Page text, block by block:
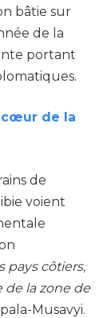
bâtie sur
de la
portant
cœur de la
de
voient
pays côtiers,
la zone de
Musavyi.